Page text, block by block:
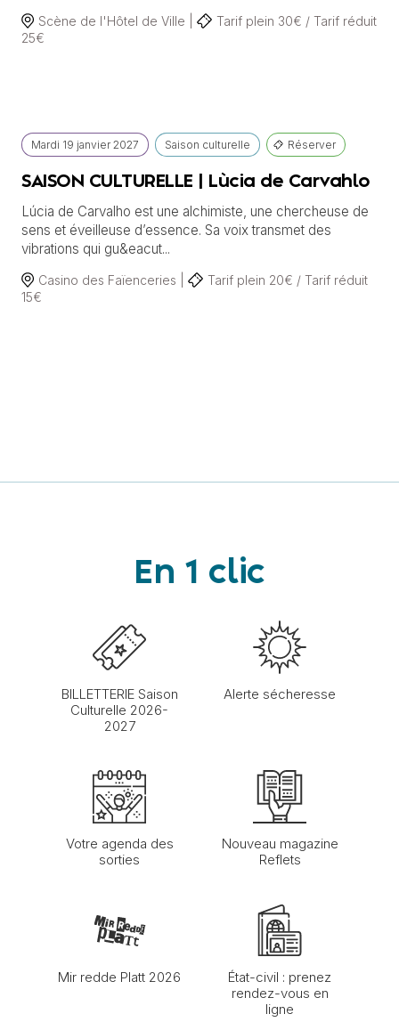
Scène de l'Hôtel de Ville |
Tarif plein 30€ / Tarif réduit
25€
Mardi 19 janvier 2027 Saison culturelle Réserver
SAISON CULTURELLE | Lùcia de Carvahlo
Lúcia de Carvalho est une alchimiste, une chercheuse de
sens et éveilleuse d’essence. Sa voix transmet des
vibrations qui gu&eacut...
Casino des Faïenceries |
Tarif plein 20€ / Tarif réduit
15€
En 1 clic
BILLETTERIE Saison
Culturelle 2026-
2027
Alerte sécheresse
Votre agenda des
sorties
Nouveau magazine
Reflets
Mir redde Platt 2026
État-civil : prenez
rendez-vous en
ligne